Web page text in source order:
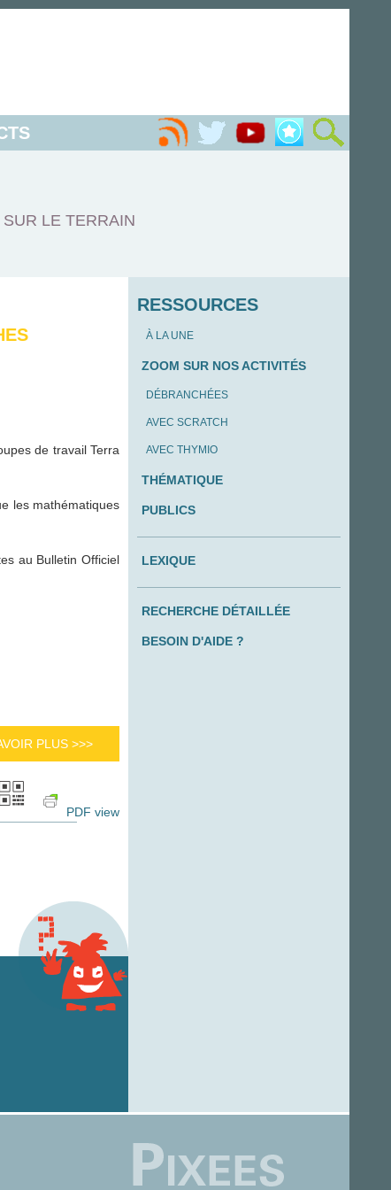
LE TERRAIN
de travail Terra
les mathématiques
au Bulletin Officiel
PLUS >>>
PDF view
RESSOURCES
À LA UNE
ZOOM SUR NOS ACTIVITÉS
DÉBRANCHÉES
AVEC SCRATCH
AVEC THYMIO
THÉMATIQUE
PUBLICS
LEXIQUE
RECHERCHE DÉTAILLÉE
BESOIN D'AIDE ?